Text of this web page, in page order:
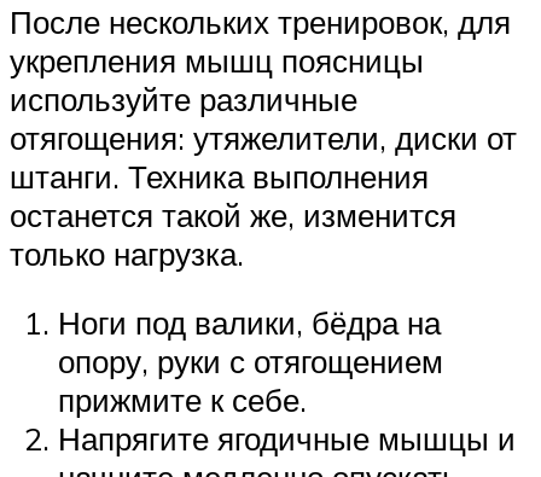
После нескольких тренировок, для
укрепления мышц поясницы
используйте различные
отягощения: утяжелители, диски от
штанги. Техника выполнения
останется такой же, изменится
только нагрузка.
Ноги под валики, бёдра на
опору, руки с отягощением
прижмите к себе.
Напрягите ягодичные мышцы и